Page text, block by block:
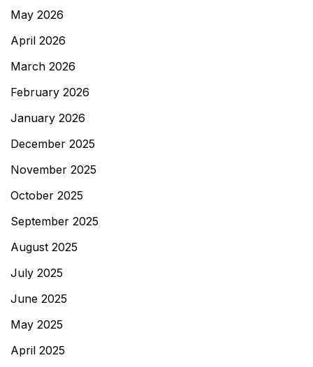
May 2026
April 2026
March 2026
February 2026
January 2026
December 2025
November 2025
October 2025
September 2025
August 2025
July 2025
June 2025
May 2025
April 2025